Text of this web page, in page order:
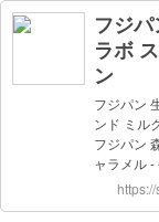
フジ
ラボ
ン
フジパン
ンド ミル
フジパン
ャラメル